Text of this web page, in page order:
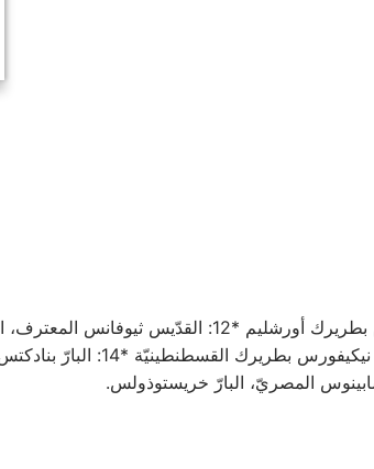
الشَّهيد كدراتُس ورفقته *11: القدّيس صفرونيوس بطريرك أورشليم
الذّيالوغوس بابا رومية، القدّيس سمعان اللّاهوتيّ الحديث